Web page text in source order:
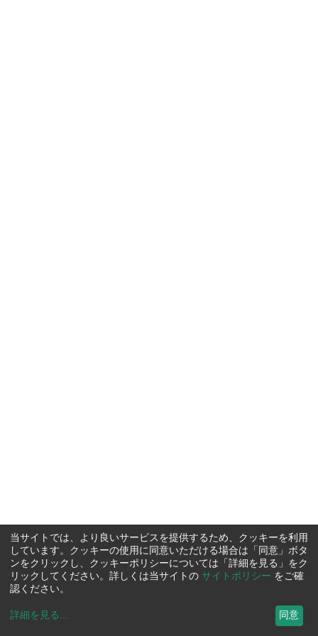
当サイトでは、より良いサービスを提供するため、クッキーを利用
しています。クッキーの使用に同意いただける場合は「同意」ボタ
ンをクリックし、クッキーポリシーについては「詳細を見る」をク
リックしてください。詳しくは当サイトの サイトポリシー をご確
認ください。
詳細を見る ... 同意